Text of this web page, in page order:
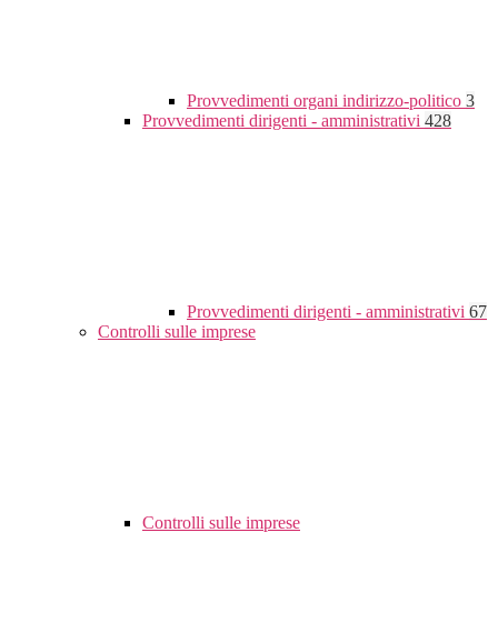
Provvedimenti organi indirizzo-politico 3
Provvedimenti dirigenti - amministrativi 428
Provvedimenti dirigenti - amministrativi 67
Controlli sulle imprese
Controlli sulle imprese